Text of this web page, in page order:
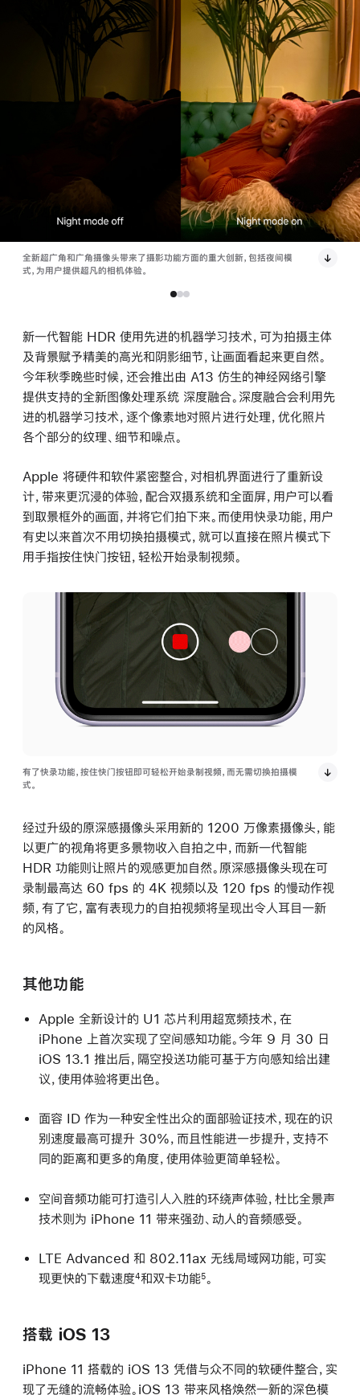
全新超广角和广角摄像头带来了摄影功能方面的重大创新，包括夜间模
式，为用户提供超凡的相机体验。
新一代智能 HDR 使用先进的机器学习技术，可为拍摄主体
及背景赋予精美的高光和阴影细节，让画面看起来更自然。
今年秋季晚些时候，还会推出由 A13 仿生的神经网络引擎
提供支持的全新图像处理系统 深度融合。深度融合会利用先
进的机器学习技术，逐个像素地对照片进行处理，优化照片
各个部分的纹理、细节和噪点。
Apple 将硬件和软件紧密整合，对相机界面进行了重新设
计，带来更沉浸的体验，配合双摄系统和全面屏，用户可以看
到取景框外的画面，并将它们拍下来。而使用快录功能，用户
有史以来首次不用切换拍摄模式，就可以直接在照片模式下
用手指按住快门按钮，轻松开始录制视频。
有了快录功能，按住快门按钮即可轻松开始录制视频，而无需切换拍摄模
式。
经过升级的原深感摄像头采用新的 1200 万像素摄像头，能
以更广的视角将更多景物收入自拍之中，而新一代智能
HDR 功能则让照片的观感更加自然。原深感摄像头现在可
录制最高达 60 fps 的 4K 视频以及 120 fps 的慢动作视
频，有了它，富有表现力的自拍视频将呈现出令人耳目一新
的风格。
其他功能
Apple 全新设计的 U1 芯片利用超宽频技术，在
iPhone 上首次实现了空间感知功能。今年 9 月 30 日
iOS 13.1 推出后，隔空投送功能可基于方向感知给出建
议，使用体验将更出色。
面容 ID 作为一种安全性出众的面部验证技术，现在的识
别速度最高可提升 30%，而且性能进一步提升，支持不
同的距离和更多的角度，使用体验更简单轻松。
空间音频功能可打造引人入胜的环绕声体验，杜比全景声
技术则为 iPhone 11 带来强劲、动人的音频感受。
LTE Advanced 和 802.11ax 无线局域网功能，可实
现更快的下载速度4和双卡功能5 。
搭载 iOS 13
iPhone 11 搭载的 iOS 13 凭借与众不同的软硬件整合，实
现了无缝的流畅体验。iOS 13 带来风格焕然一新的深色模